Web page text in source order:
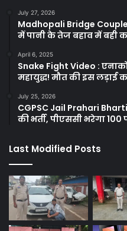
July 27, 2026
Madhopali Bridge
में पानी के तेज बहाव में बही
April 6, 2025
Snake Fight Video :
महायुद्ध! मौत की इस लड़ाई
July 25, 2026
CGPSC Jail Prahari Bharti
की भर्ती, पीएससी भरेगा
Last Modified Posts